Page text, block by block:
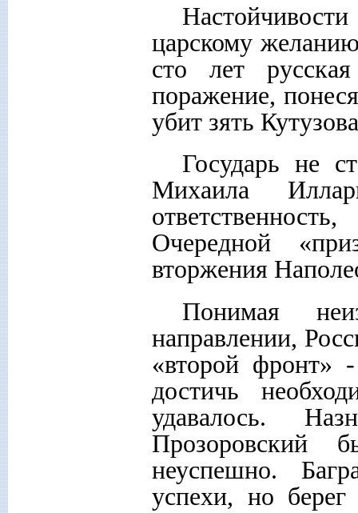
царскому
сто лет
поражение,
убит зять
Государь не
Михаила
Очередной
вторжения
Понимая
направлении,
«второй фронт»
достичь
удавалось.
Прозоровский
неуспешно.
успехи, но